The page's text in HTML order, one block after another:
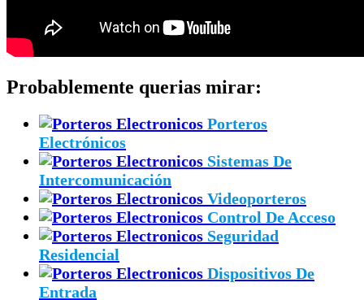
Probablemente querias mirar:
Porteros
Electrónicos
Sistemas De
Intercomunicación
Videoporteros
Control De Acceso
Seguridad
Residencial
Dispositivos De
Entrada